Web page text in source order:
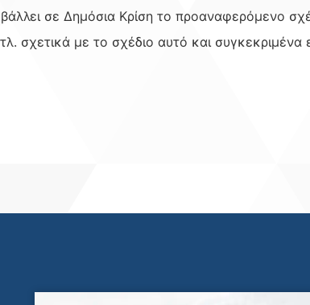
σε Δημόσια Κρίση τo προαναφερόμενο
σχετικά με το σχέδιο αυτό και συγκεκριμένα